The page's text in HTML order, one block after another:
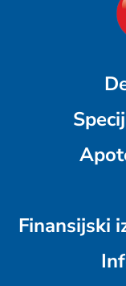
Finansijski